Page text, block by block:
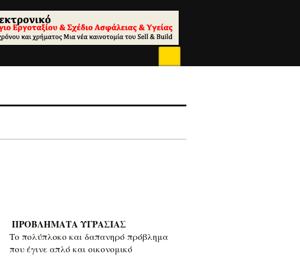
ΠΡΟΒΛΗΜΑΤΑ ΥΓΡΑΣΙΑΣ
Το πολύπλοκο και δαπανηρό πρόβλημα
που έγινε απλό και οικονομικό